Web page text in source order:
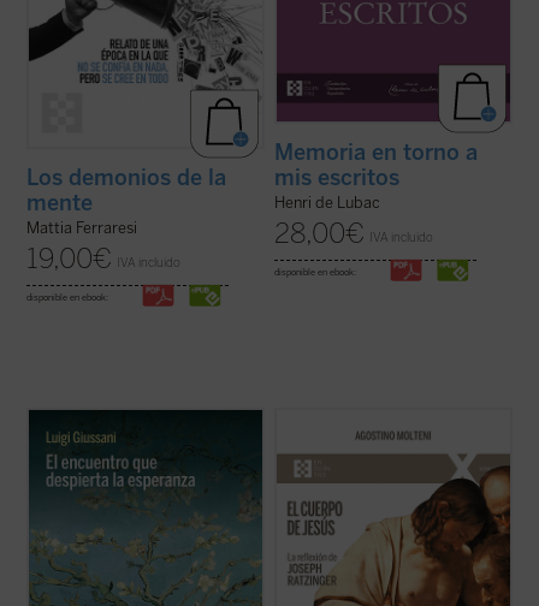
Los demonios de la
mente
Mattia Ferraresi
19,00€ IVA incluido
disponible en ebook:
Memoria en torno a
mis escritos
Henri de Lubac
28,00€ IVA incluido
disponible en ebook:
diálogo en asamblea y la síntesis, hasta
ahora inéditos, de Luigi Giussani con
jóvenes universitarios de Comunión y
Liberación en 1985. Giussani propone una
inversión de perspectiva: las necesidades
simples como profundas: ¿qué significa
que Jesús tuvo un cuerpo como el nuestro?
¿Cómo pensó Joseph Ratzinger el cuerpo
de Jesús? No como un detalle más de la fe
cristiana, sino como una clave para ...
ficha)